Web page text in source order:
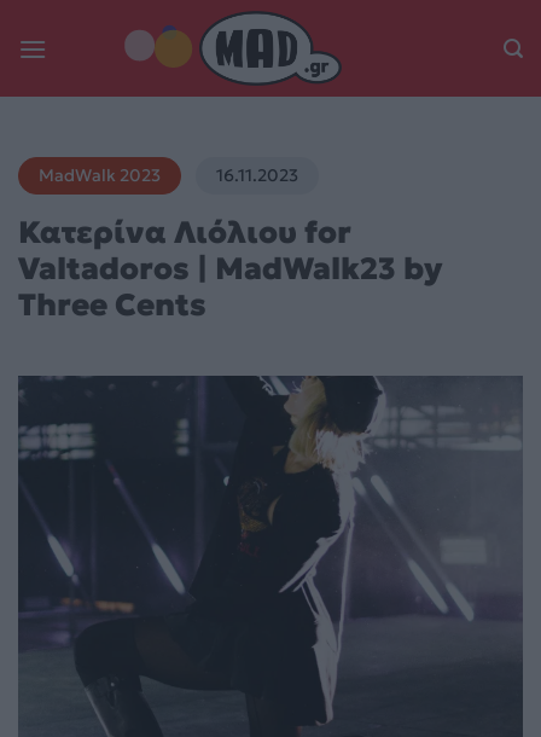
MadWalk 2023 16.11.2023
Κατερίνα Λιόλιου for
Valtadoros | MadWalk23 by
Three Cents